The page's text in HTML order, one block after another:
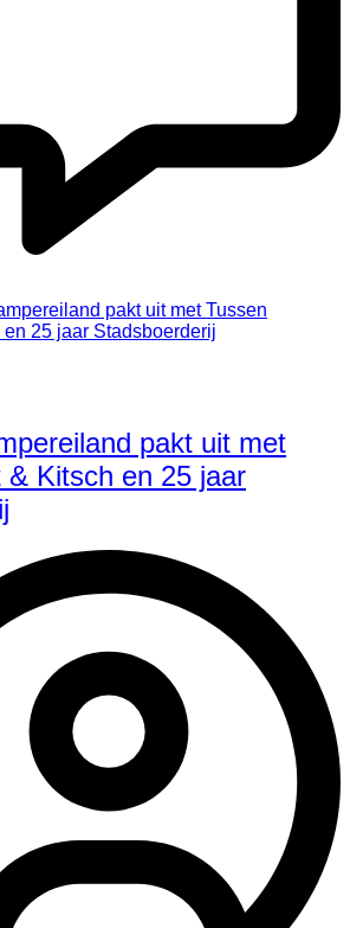
pakt uit met
Kitsch en 25 jaar